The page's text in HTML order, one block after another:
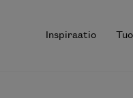
Inspiraatio